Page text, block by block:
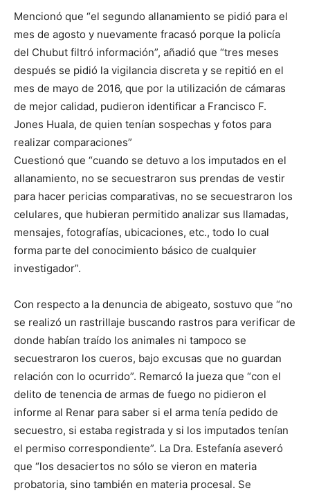
Mencionó que “el segundo allanamiento se pidió para el
mes de agosto y nuevamente fracasó porque la policía
del Chubut filtró información”, añadió que “tres meses
después se pidió la vigilancia discreta y se repitió en el
mes de mayo de 2016, que por la utilización de cámaras
de mejor calidad, pudieron identificar a Francisco F.
Jones Huala, de quien tenían sospechas y fotos para
realizar comparaciones”
Cuestionó que “cuando se detuvo a los imputados en el
allanamiento, no se secuestraron sus prendas de vestir
para hacer pericias comparativas, no se secuestraron los
celulares, que hubieran permitido analizar sus llamadas,
mensajes, fotografías, ubicaciones, etc., todo lo cual
forma parte del conocimiento básico de cualquier
investigador”.
Con respecto a la denuncia de abigeato, sostuvo que “no
se realizó un rastrillaje buscando rastros para verificar de
donde habían traído los animales ni tampoco se
secuestraron los cueros, bajo excusas que no guardan
relación con lo ocurrido”. Remarcó la jueza que “con el
delito de tenencia de armas de fuego no pidieron el
informe al Renar para saber si el arma tenía pedido de
secuestro, si estaba registrada y si los imputados tenían
el permiso correspondiente”. La Dra. Estefanía aseveró
que “los desaciertos no sólo se vieron en materia
probatoria, sino también en materia procesal. Se